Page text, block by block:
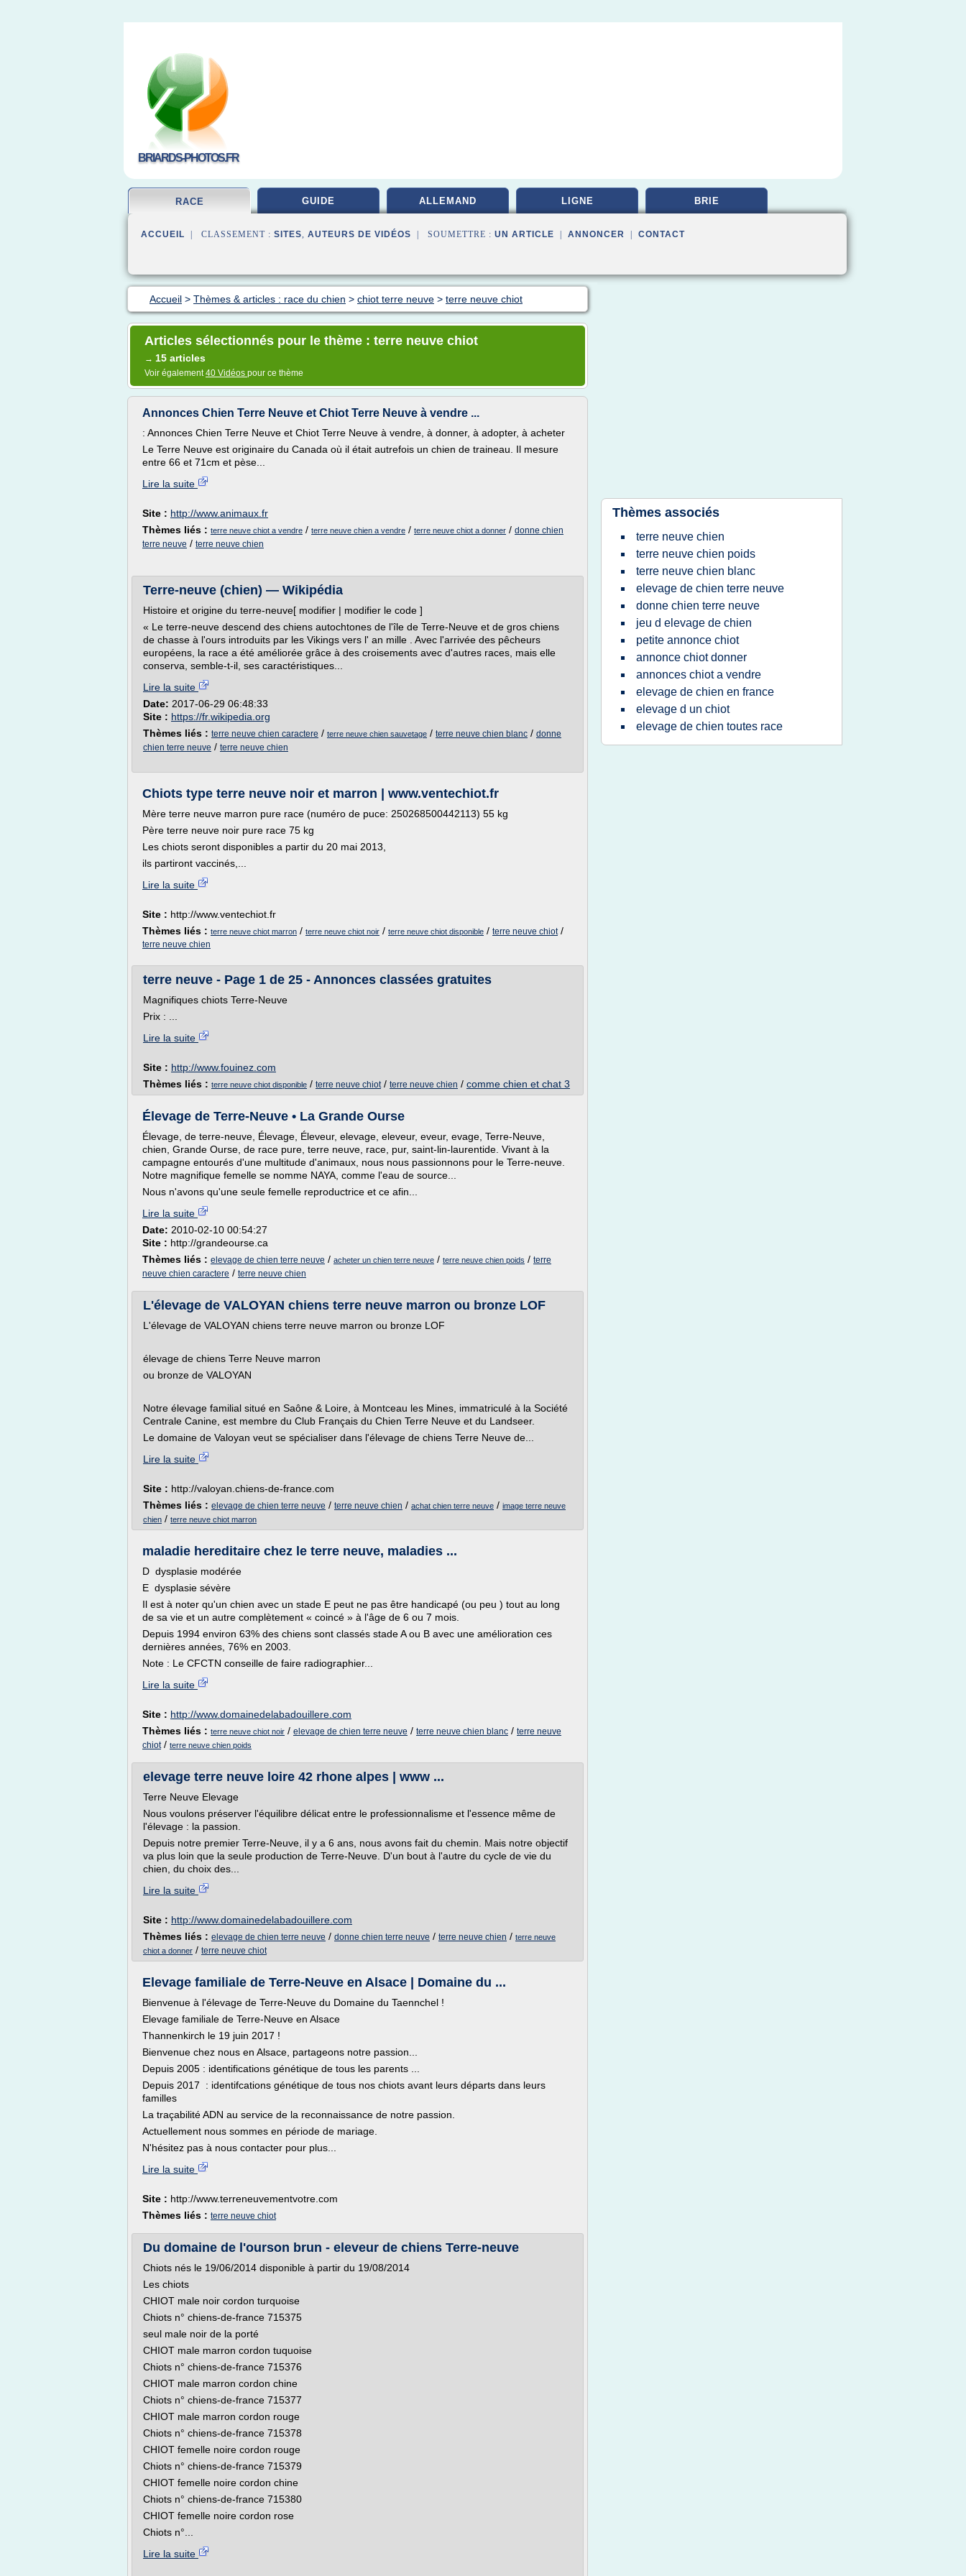
BRIARDS-PHOTOS.FR
RACE GUIDE ALLEMAND LIGNE BRIE
ACCUEIL | CLASSEMENT : SITES, AUTEURS DE VIDÉOS | SOUMETTRE : UN ARTICLE ANNONCER CONTACT
Accueil > Thèmes & articles : race du chien > chiot terre neuve > terre neuve chiot
Articles sélectionnés pour le thème : terre neuve chiot
→ 15 articles
Voir également40 Vidéos pour ce thème
Annonces Chien Terre Neuve et Chiot Terre Neuve à vendre ...
: Annonces Chien Terre Neuve et Chiot Terre Neuve à vendre, à donner, à adopter, à acheter
Le Terre Neuve est originaire du Canada où il était autrefois un chien de traineau. Il mesure
entre 66 et 71cm et pèse...
Lire la suite
Site : http://www.animaux.fr
Thèmes liés : terre neuve chiot a vendre / terre neuve chien a vendre / terre neuve chiot a donner / donne chien
terre neuve / terre neuve chien
Terre-neuve (chien) — Wikipédia
Histoire et origine du terre-neuve[ modifier | modifier le code ]
« Le terre-neuve descend des chiens autochtones de l'île de Terre-Neuve et de gros chiens
de chasse à l'ours introduits par les Vikings vers l' an mille . Avec l'arrivée des pêcheurs
européens, la race a été améliorée grâce à des croisements avec d'autres races, mais elle
conserva, semble-t-il, ses caractéristiques...
Lire la suite
Date: 2017-06-29 06:48:33
Site : https://fr.wikipedia.org
Thèmes liés : terre neuve chien caractere / terre neuve chien sauvetage / terre neuve chien blanc / donne
chien terre neuve / terre neuve chien
Chiots type terre neuve noir et marron | www.ventechiot.fr
Mère terre neuve marron pure race (numéro de puce: 250268500442113) 55 kg
Père terre neuve noir pure race 75 kg
Les chiots seront disponibles a partir du 20 mai 2013,
ils partiront vaccinés,...
Lire la suite
Site : http://www.ventechiot.fr
Thèmes liés : terre neuve chiot marron / terre neuve chiot noir / terre neuve chiot disponible / terre neuve chiot/
terre neuve chien
terre neuve - Page 1 de 25 - Annonces classées gratuites
Magnifiques chiots Terre-Neuve
Prix : ...
Lire la suite
Site : http://www.fouinez.com
Thèmes liés : terre neuve chiot disponible / terre neuve chiot/ terre neuve chien / comme chien et chat 3
Élevage de Terre-Neuve • La Grande Ourse
Élevage, de terre-neuve, Élevage, Éleveur, elevage, eleveur, eveur, evage, Terre-Neuve,
chien, Grande Ourse, de race pure, terre neuve, race, pur, saint-lin-laurentide. Vivant à la
campagne entourés d'une multitude d'animaux, nous nous passionnons pour le Terre-neuve.
Notre magnifique femelle se nomme NAYA, comme l'eau de source...
Nous n'avons qu'une seule femelle reproductrice et ce afin...
Lire la suite
Date: 2010-02-10 00:54:27
Site : http://grandeourse.ca
Thèmes liés : elevage de chien terre neuve / acheter un chien terre neuve / terre neuve chien poids / terre
neuve chien caractere / terre neuve chien
L'élevage de VALOYAN chiens terre neuve marron ou bronze LOF
L'élevage de VALOYAN chiens terre neuve marron ou bronze LOF
élevage de chiens Terre Neuve marron
ou bronze de VALOYAN
Notre élevage familial situé en Saône & Loire, à Montceau les Mines, immatriculé à la Société
Centrale Canine, est membre du Club Français du Chien Terre Neuve et du Landseer.
Le domaine de Valoyan veut se spécialiser dans l'élevage de chiens Terre Neuve de...
Lire la suite
Site : http://valoyan.chiens-de-france.com
Thèmes liés : elevage de chien terre neuve / terre neuve chien / achat chien terre neuve / image terre neuve
chien / terre neuve chiot marron
maladie hereditaire chez le terre neuve, maladies ...
D dysplasie modérée
E dysplasie sévère
Il est à noter qu'un chien avec un stade E peut ne pas être handicapé (ou peu ) tout au long
de sa vie et un autre complètement « coincé » à l'âge de 6 ou 7 mois.
Depuis 1994 environ 63% des chiens sont classés stade A ou B avec une amélioration ces
dernières années, 76% en 2003.
Note : Le CFCTN conseille de faire radiographier...
Lire la suite
Site : http://www.domainedelabadouillere.com
Thèmes liés : terre neuve chiot noir / elevage de chien terre neuve / terre neuve chien blanc / terre neuve
chiot/ terre neuve chien poids
elevage terre neuve loire 42 rhone alpes | www ...
Terre Neuve Elevage
Nous voulons préserver l'équilibre délicat entre le professionnalisme et l'essence même de
l'élevage : la passion.
Depuis notre premier Terre-Neuve, il y a 6 ans, nous avons fait du chemin. Mais notre objectif
va plus loin que la seule production de Terre-Neuve. D'un bout à l'autre du cycle de vie du
chien, du choix des...
Lire la suite
Site : http://www.domainedelabadouillere.com
Thèmes liés : elevage de chien terre neuve / donne chien terre neuve / terre neuve chien / terre neuve
chiot a donner / terre neuve chiot
Elevage familiale de Terre-Neuve en Alsace | Domaine du ...
Bienvenue à l'élevage de Terre-Neuve du Domaine du Taennchel !
Elevage familiale de Terre-Neuve en Alsace
Thannenkirch le 19 juin 2017 !
Bienvenue chez nous en Alsace, partageons notre passion...
Depuis 2005 : identifications génétique de tous les parents ...
Depuis 2017 : identifcations génétique de tous nos chiots avant leurs départs dans leurs
familles
La traçabilité ADN au service de la reconnaissance de notre passion.
Actuellement nous sommes en période de mariage.
N'hésitez pas à nous contacter pour plus...
Lire la suite
Site : http://www.terreneuvementvotre.com
Thèmes liés : terre neuve chiot
Du domaine de l'ourson brun - eleveur de chiens Terre-neuve
Chiots nés le 19/06/2014 disponible à partir du 19/08/2014
Les chiots
CHIOT male noir cordon turquoise
Chiots n° chiens-de-france 715375
seul male noir de la porté
CHIOT male marron cordon tuquoise
Chiots n° chiens-de-france 715376
CHIOT male marron cordon chine
Chiots n° chiens-de-france 715377
CHIOT male marron cordon rouge
Chiots n° chiens-de-france 715378
CHIOT femelle noire cordon rouge
Chiots n° chiens-de-france 715379
CHIOT femelle noire cordon chine
Chiots n° chiens-de-france 715380
CHIOT femelle noire cordon rose
Chiots n°...
Lire la suite
Thèmes associés
terre neuve chien
terre neuve chien poids
terre neuve chien blanc
elevage de chien terre neuve
donne chien terre neuve
jeu d elevage de chien
petite annonce chiot
annonce chiot donner
annonces chiot a vendre
elevage de chien en france
elevage d un chiot
elevage de chien toutes race